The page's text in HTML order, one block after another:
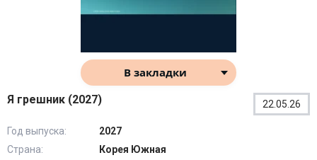
В закладки
Я грешник (2027) 22.05.26
Год выпуска:
2027
Страна:
Корея Южная